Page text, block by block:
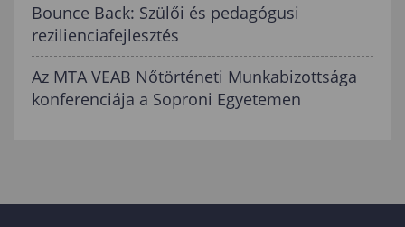
Bounce Back: Szülői és pedagógusi
rezilienciafejlesztés
Az MTA VEAB Nőtörténeti Munkabizottsága
konferenciája a Soproni Egyetemen